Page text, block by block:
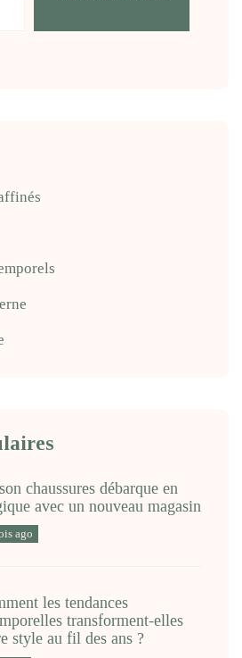
chaussures débarque en
avec un nouveau magasin
ago
les tendances
transforment-elles
style au fil des ans ?